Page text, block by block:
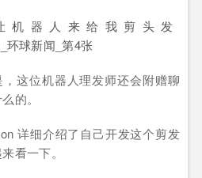
这位机器人理发师还会附赠聊
的。
详细介绍了自己开发这个剪发
看一下。